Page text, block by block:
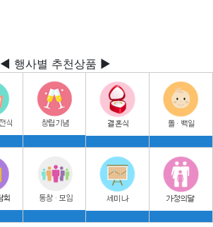
◀ 행사별 추천상품 ▶